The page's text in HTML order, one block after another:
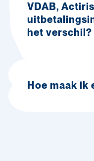
VDAB,
het verschil?
Hoe maak ik